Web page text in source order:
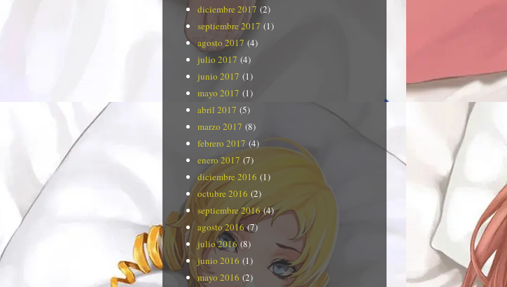
diciembre 2017 (2)
septiembre 2017 (1)
agosto 2017 (4)
julio 2017 (4)
junio 2017 (1)
mayo 2017 (1)
abril 2017 (5)
marzo 2017 (8)
febrero 2017 (4)
enero 2017 (7)
diciembre 2016 (1)
octubre 2016 (2)
septiembre 2016(4)
agosto 2016(7)
julio 2016(8)
junio 2016 (1)
mayo 2016 (2)